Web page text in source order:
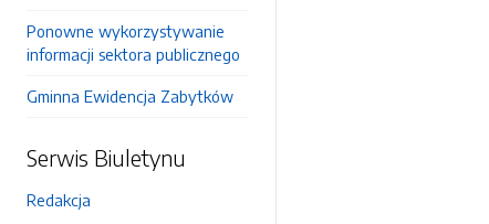
Ponowne wykorzystywanie
informacji sektora publicznego
Gminna Ewidencja Zabytków
Serwis Biuletynu
Redakcja